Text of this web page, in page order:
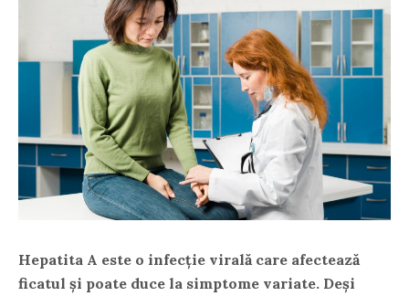
Hepatita A este o infecție virală care afectează
ficatul și poate duce la simptome variate. Deși